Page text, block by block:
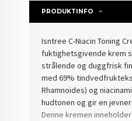
PRODUKTINFO
Isntree C-Niacin Toning
fuktighetsgivende krem
strålende og duggfrisk
med 69%
Rhamnoides) og
hudtonen og gir en
Denne kremen